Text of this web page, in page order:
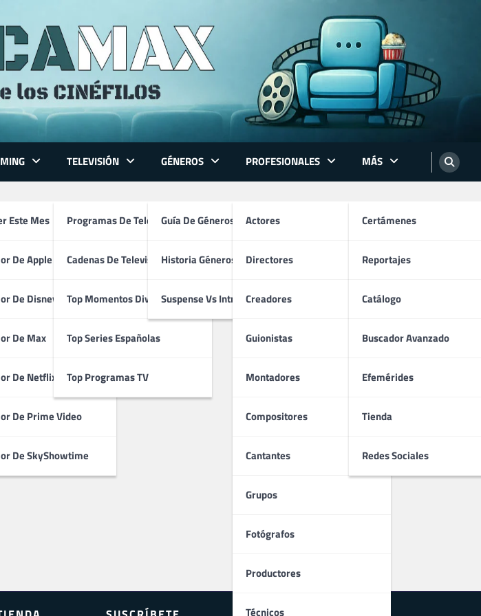
Este Mes
De Apple TV
De Disney+
De Max
De Netflix
De Prime Video
De SkyShowtime
TELEVISIÓN
Programas De Televisión
Cadenas De Televisión
Top Momentos Divertidos
Top Series Españolas
Top Programas TV
GÉNEROS
Guía De Géneros
Historia Géneros TV
Suspense Vs Intriga
PROFESIONALES
Actores
Directores
Creadores
Guionistas
Montadores
Compositores
Cantantes
Grupos
Fotógrafos
Productores
Técnicos
MÁS
Certámenes
Reportajes
Catálogo
Buscador Avanzado
Efemérides
Tienda
Redes Sociales